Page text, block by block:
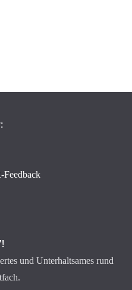
Feedback
und Unterhaltsames rund